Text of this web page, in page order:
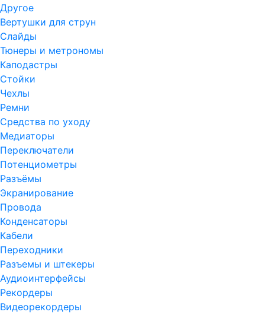
Другое
Вертушки для струн
Слайды
Тюнеры и метрономы
Каподастры
Стойки
Чехлы
Ремни
Средства по уходу
Медиаторы
Переключатели
Потенциометры
Разъёмы
Экранирование
Провода
Конденсаторы
Кабели
Переходники
Разъемы и штекеры
Аудиоинтерфейсы
Рекордеры
Видеорекордеры